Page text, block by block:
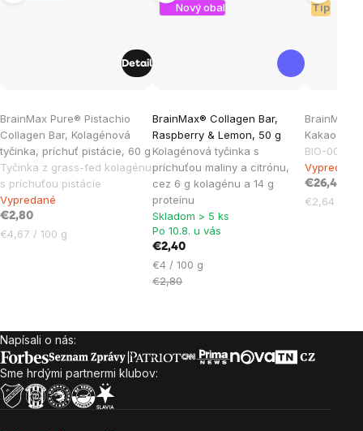
BrainMax Pure® Pistachio
Collagen Bar, Kolagénová
tyčinka, príchuť pistácie, 60 g
Tyčinka z grass-fed kolagénu
s príchuťou pistácie
hodnotenie
produktu
je
4,0
z
5
hviezdičiek.
Vypredané
€2,80
Jednotková
€4,67 / 100 g
Detail
Nový obal
BrainMax® Collagen Bar,
Raspberry & Lemon, 50 g
Kolagénová tyčinka s
príchuťou maliny a citrónu,
cez 6 g kolagénu a 14 g
proteínu
hodnotenie
produktu
je
5,0
z
5
hviezdičiek.
Skladom > 5 ks
Po 10.8. u vás
€2,40
Jednotková
cena:
€4 / 100 g
€2,80
Tip
BrainMax
Kakao z
BIO-001
produktu
je
5,0
z
Vypredané
€26,45
Jednotková
€2,64 /
Zápätie
Napísali o nás:
Sme hrdými partnermi klubov: